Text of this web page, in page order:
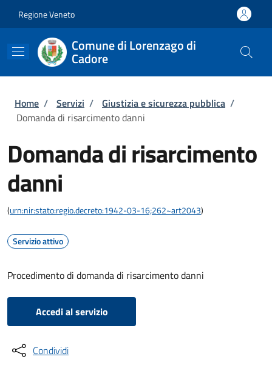
Regione Veneto
Comune di Lorenzago di
Cadore
Briciole di pane
Home / Servizi / Giustizia e sicurezza pubblica /
Domanda di risarcimento danni
Domanda di risarcimento
danni
(urn:nir:stato:regio.decreto:1942-03-16;262~art2043)
Servizio attivo
Procedimento di domanda di risarcimento danni
Accedi al servizio
Condividi